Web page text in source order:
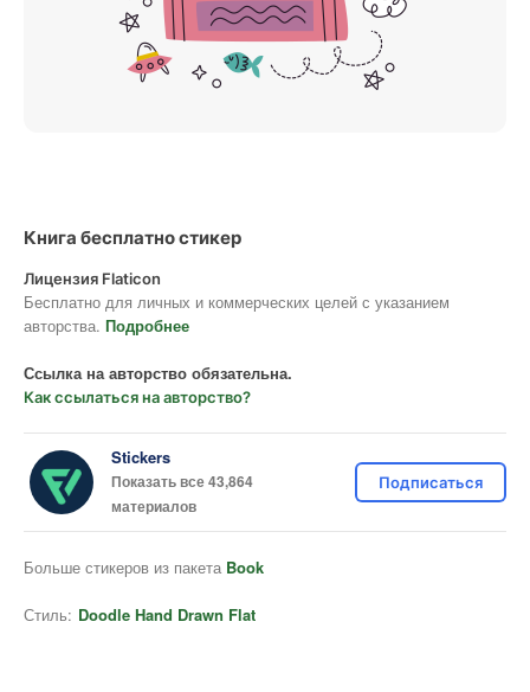
Книга бесплатно стикер
Лицензия Flaticon
Бесплатно для личных и коммерческих целей с указанием
авторства. Подробнее
Ссылка на авторство обязательна.
Как ссылаться на авторство?
Stickers
Показать все 43,864
материалов
Подписаться
Больше стикеров из пакета Book
Стиль: Doodle Hand Drawn Flat